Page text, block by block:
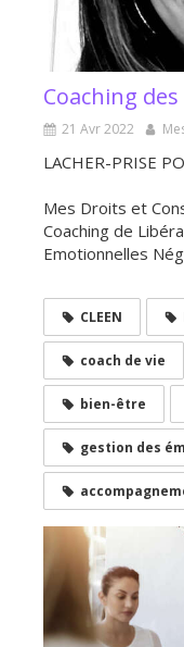
Coaching
21 Avr 2022
LACHER-PRISE
Mes Droits et
Coaching de
Emotionnelles
CLEEN
coach de vie
bien-être
gestion des